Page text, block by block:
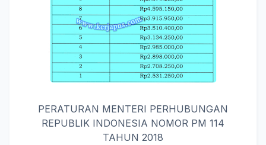
PERATURAN MENTERI PERHUBUNGAN
REPUBLIK INDONESIA NOMOR PM 114
TAHUN 2018